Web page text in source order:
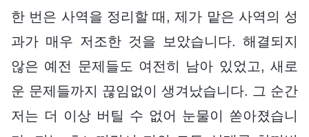
한 번은 사역을 정리할 때, 제가 맡은 사역의 성
과가 매우 저조한 것을 보았습니다. 해결되지
않은 예전 문제들도 여전히 남아 있었고, 새로
운 문제들까지 끊임없이 생겨났습니다. 그 순간
저는 더 이상 버틸 수 없어 눈물이 쏟아졌습니